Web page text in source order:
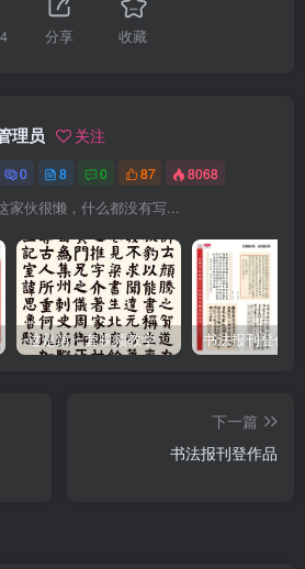
分享 收藏
理员 关注
0 8 0 87 8068
家伙很懒，什么都没有写...
这是第一套视频教学 书法报刊登作品
下一篇
书法报刊登作品